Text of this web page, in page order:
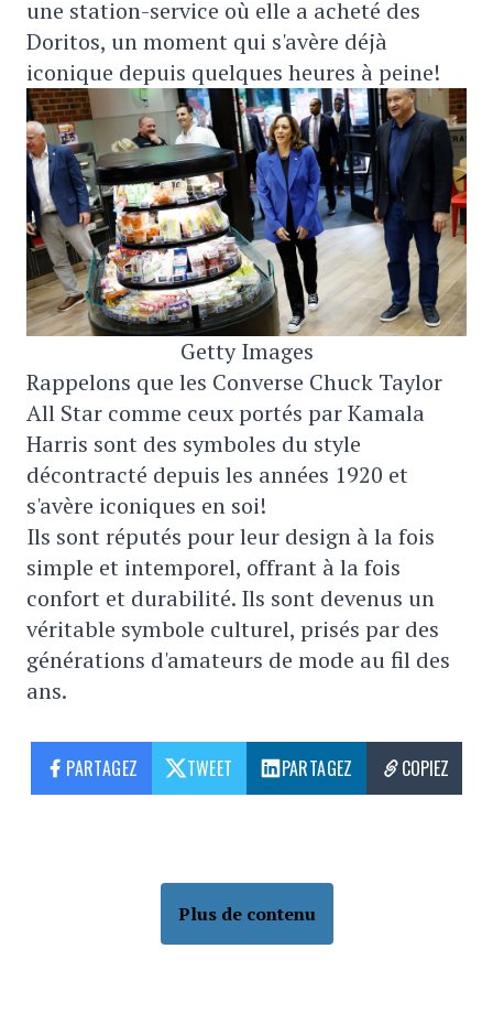
une station-service où elle a acheté des
Doritos, un moment qui s'avère déjà
iconique depuis quelques heures à peine!
Getty Images
Rappelons que les Converse Chuck Taylor
All Star comme ceux portés par Kamala
Harris sont des symboles du style
décontracté depuis les années 1920 et
s'avère iconiques en soi!
Ils sont réputés pour leur design à la fois
simple et intemporel, offrant à la fois
confort et durabilité. Ils sont devenus un
véritable symbole culturel, prisés par des
générations d'amateurs de mode au fil des
ans.
PARTAGEZ TWEET PARTAGEZ COPIEZ
Ça s’est passé un… 19 août